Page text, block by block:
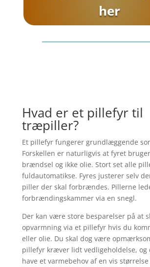
her
Hvad er et pillefyr til
træpiller?
Et pillefyr fungerer grundlæggende
Forskellen er naturligvis at fyret
brændsel og ikke olie. Stort set alle
fuldautomatikse. Fyres justerer selv
piller der skal forbrændes. Pillerne
forbrændingskammer via en snegl.
Der kan være store besparelser på at
opvarmning via et pillefyr hvis du
eller olie. Du skal dog være
pillefyr kræver lidt vedligeholdelse, og
have et varmebehov af en vis